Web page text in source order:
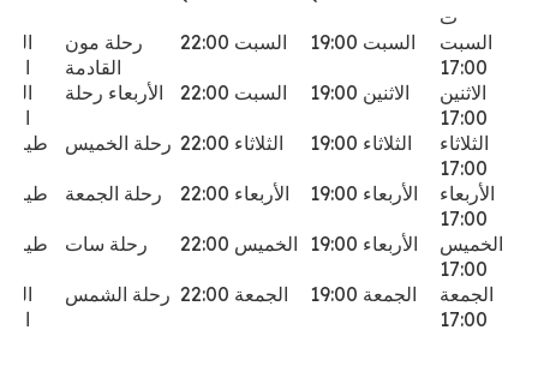
ت
السبت
17:00
السبت 19:00 السبت 22:00
رحلة مون
القادمة
الاثنين
17:00
الاثنين 19:00 السبت 22:00 الأربعاء رحلة
الثلاثاء
17:00
الثلاثاء 19:00 الثلاثاء 22:00 رحلة الخميس
الأربعاء
17:00
الأربعاء 19:00 الأربعاء 22:00 رحلة الجمعة
الخميس
17:00
الأربعاء 19:00 الخميس 22:00 رحلة سات
الجمعة
17:00
الجمعة 19:00 الجمعة 22:00 رحلة الشمس